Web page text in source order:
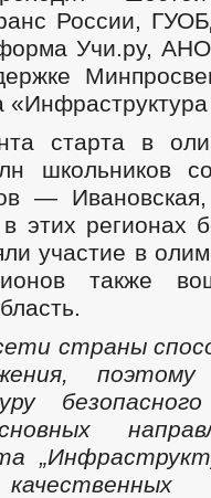
России,
Учи.ру,
старта в
школьников
— Ивановская,
этих регионах
участие в
также
страны